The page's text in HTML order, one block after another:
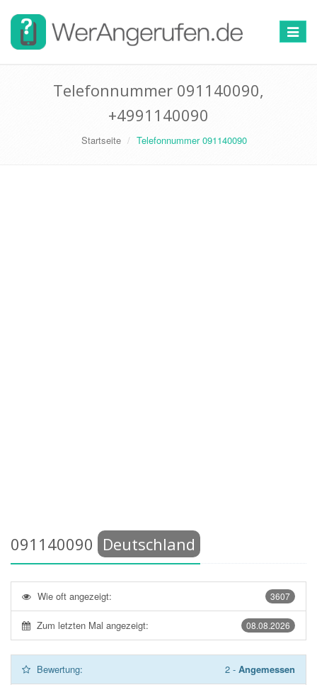
Toggle
Telefonnummer 091140090,
+4991140090
Startseite Telefonnummer 091140090
091140090 Deutschland
3607
Wie oft angezeigt:
08.08.2026
Zum letzten Mal angezeigt:
Bewertung: 2 - Angemessen